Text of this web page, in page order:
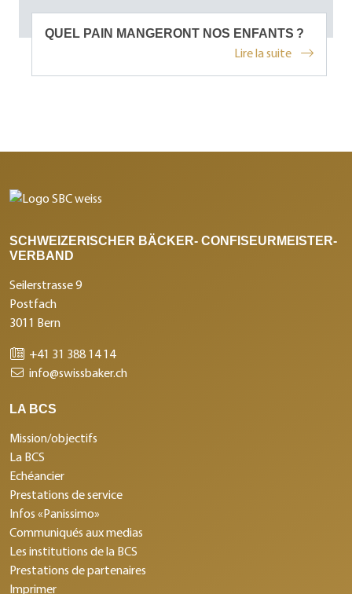
QUEL PAIN MANGERONT NOS ENFANTS ?
Lire la suite
SCHWEIZERISCHER BÄCKER- CONFISEURMEISTER-
VERBAND
Seilerstrasse 9
Postfach
3011 Bern
+41 31 388 14 14
info@swissbaker.ch
LA BCS
Mission/objectifs
La BCS
Echéancier
Prestations de service
Infos «Panissimo»
Communiqués aux medias
Les institutions de la BCS
Prestations de partenaires
Imprimer